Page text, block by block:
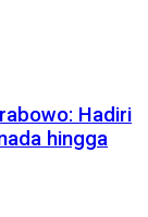
Hadiri
hingga